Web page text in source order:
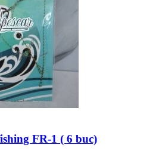
FR-1 ( 6 buc)